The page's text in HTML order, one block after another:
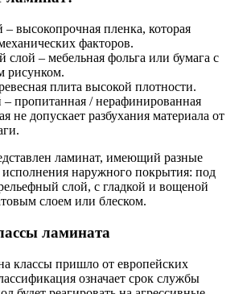
высокопрочная пленка, которая
факторов.
слой – мебельная фольга или бумага с
рисунком.
плита высокой плотности.
пропитанная / нерафинированная
не допускает разбухания материала от
ламинат, имеющий разные
исполнения наружного покрытия: под
слой, с гладкой и вощеной
слоем или блеском.
ламината
классы пришло от европейских
означает срок службы